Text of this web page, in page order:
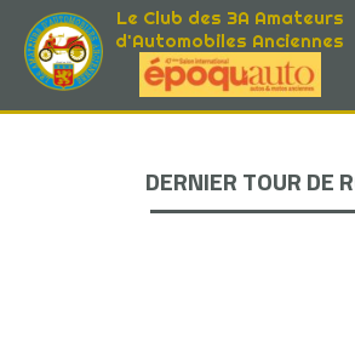
Le Club des 3A Amateurs
d'Automobiles Anciennes
DERNIER TOUR DE